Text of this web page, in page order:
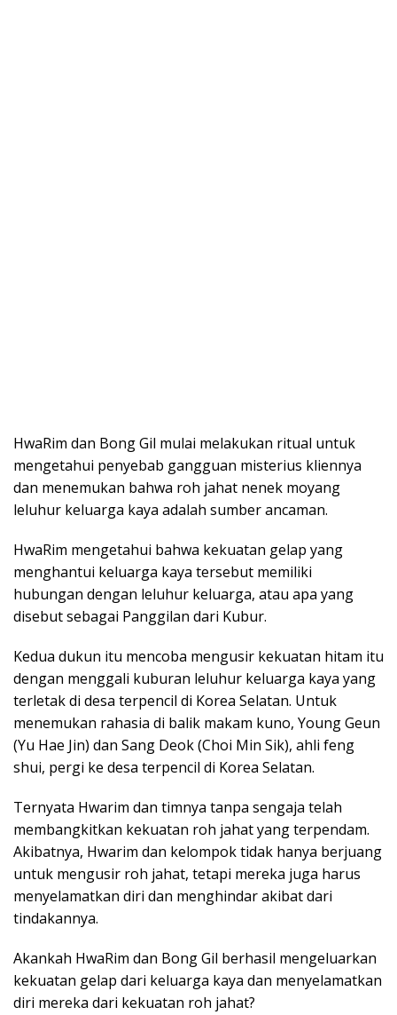
HwaRim dan Bong Gil mulai melakukan ritual untuk
mengetahui penyebab gangguan misterius kliennya
dan menemukan bahwa roh jahat nenek moyang
leluhur keluarga kaya adalah sumber ancaman.
HwaRim mengetahui bahwa kekuatan gelap yang
menghantui keluarga kaya tersebut memiliki
hubungan dengan leluhur keluarga, atau apa yang
disebut sebagai Panggilan dari Kubur.
Kedua dukun itu mencoba mengusir kekuatan hitam itu
dengan menggali kuburan leluhur keluarga kaya yang
terletak di desa terpencil di Korea Selatan. Untuk
menemukan rahasia di balik makam kuno, Young Geun
(Yu Hae Jin) dan Sang Deok (Choi Min Sik), ahli feng
shui, pergi ke desa terpencil di Korea Selatan.
Ternyata Hwarim dan timnya tanpa sengaja telah
membangkitkan kekuatan roh jahat yang terpendam.
Akibatnya, Hwarim dan kelompok tidak hanya berjuang
untuk mengusir roh jahat, tetapi mereka juga harus
menyelamatkan diri dan menghindar akibat dari
tindakannya.
Akankah HwaRim dan Bong Gil berhasil mengeluarkan
kekuatan gelap dari keluarga kaya dan menyelamatkan
diri mereka dari kekuatan roh jahat?